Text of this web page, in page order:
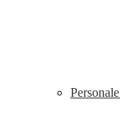
Personale